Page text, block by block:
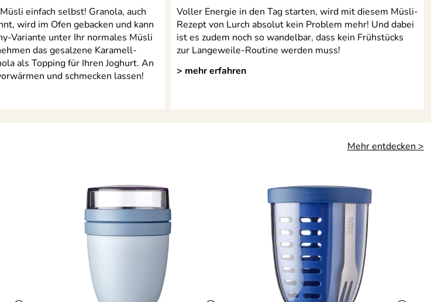
einfach selbst! Granola, auch
wird im Ofen gebacken und kann
Variante unter Ihr normales Müsli
das gesalzene Karamell-
als Topping für Ihren Joghurt. An
und schmecken lassen!
Voller Energie in den Tag starten, wird mit diesem Müsli-
Rezept von Lurch absolut kein Problem mehr! Und dabei
ist es zudem noch so wandelbar, dass kein Frühstücks
zur Langeweile-Routine werden muss!
> mehr erfahren
Mehr entdecken >